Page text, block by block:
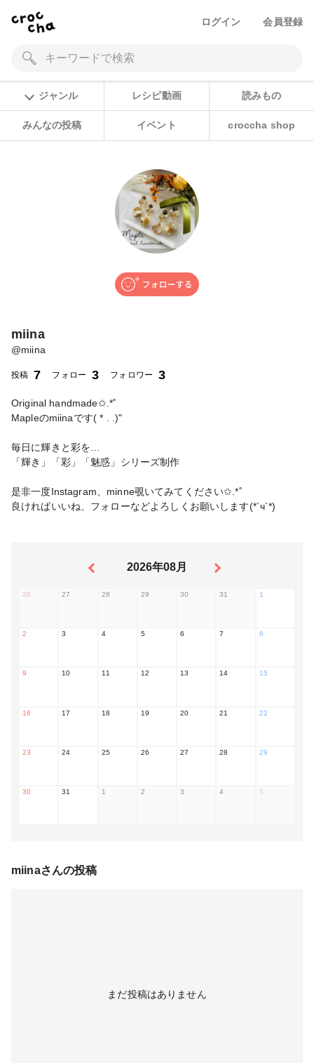
ログイン 会員登録
ジャンル レシピ動画 読みもの
みんなの投稿 イベント croccha shop
miina
@miina
投稿 7 フォロー 3 フォロワー 3
Original handmade✩.*˚
Mapleのmiinaです( * . .)"
毎日に輝きと彩を…
「輝き」「彩」「魅惑」シリーズ制作
是非一度Instagram、minne覗いてみてください✩.*˚
良ければいいね、フォローなどよろしくお願いします(*´ч`*)
2026年08月
26 27 28 29 30 31 1
2 3 4 5 6 7 8
9 10 11 12 13 14 15
16 17 18 19 20 21 22
23 24 25 26 27 28 29
30 31 1 2 3 4 5
miinaさんの投稿
まだ投稿はありません